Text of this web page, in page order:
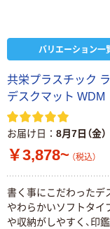
バリエーション一覧
共栄プラスチック
デスクマット WDM
お届け日 8月7日（金）
￥3,878~ （税込）
書く事にこだわったデ
やわらかいソフトタイ
や収納がしやすく、印